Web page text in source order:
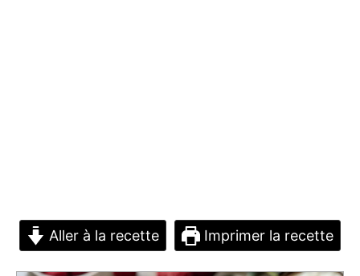
Aller à la recette Imprimer la recette